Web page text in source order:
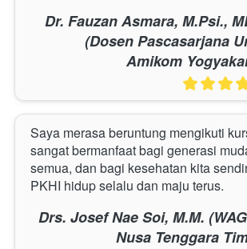
Dr. Fauzan Asmara, M.Psi.,
(Dosen Pascasarjana
Amikom
Saya merasa beruntung mengikuti
sangat bermanfaat bagi generasi
semua, dan bagi kesehatan kita
PKHI hidup selalu dan maju terus.
Drs. Josef Nae Soi, M.M.
Nusa Tenggara